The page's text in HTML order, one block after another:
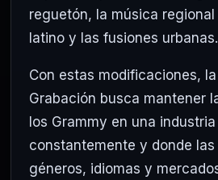
reguetón, la música
latino y las fusiones urbanas.
Con estas modificaciones,
Grabación busca mantener
los Grammy en una
constantemente y donde
géneros, idiomas y